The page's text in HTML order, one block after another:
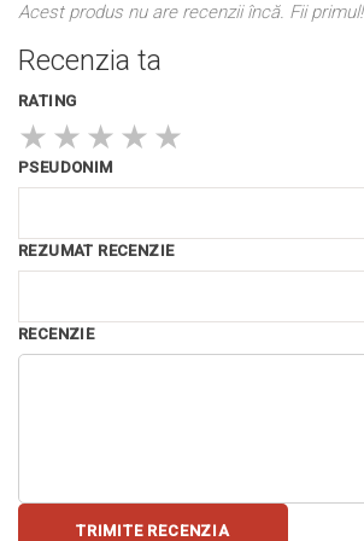
Acest produs nu are recenzii încă. Fii primul!
Recenzia ta
RATING
★ ★ ★ ★ ★
PSEUDONIM
REZUMAT RECENZIE
RECENZIE
TRIMITE RECENZIA